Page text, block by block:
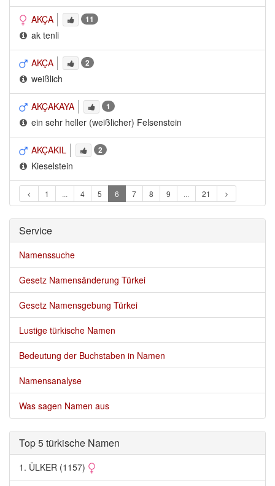
AKÇA 11
ak tenli
AKÇA 2
weißlich
AKÇAKAYA 1
ein sehr heller (weißlicher) Felsenstein
AKÇAKIL 2
Kieselstein
1 ... 4 5 6 7 8 9 ... 21
Service
Namenssuche
Gesetz Namensänderung Türkei
Gesetz Namensgebung Türkei
Lustige türkische Namen
Bedeutung der Buchstaben in Namen
Namensanalyse
Was sagen Namen aus
Top 5 türkische Namen
1. ÜLKER (1157)